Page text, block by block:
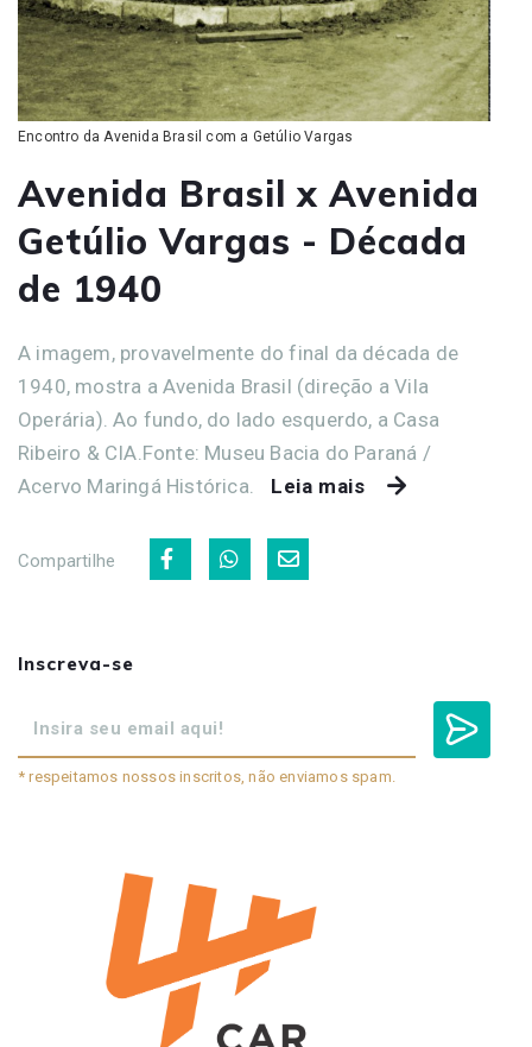
Encontro da Avenida Brasil com a Getúlio Vargas
Avenida Brasil x Avenida
Getúlio Vargas - Década
de 1940
A imagem, provavelmente do final da década de
1940, mostra a Avenida Brasil (direção a Vila
Operária). Ao fundo, do lado esquerdo, a Casa
Ribeiro & CIA.Fonte: Museu Bacia do Paraná /
Acervo Maringá Histórica.
Leia mais
Compartilhe
Inscreva-se
* respeitamos nossos inscritos, não enviamos spam.